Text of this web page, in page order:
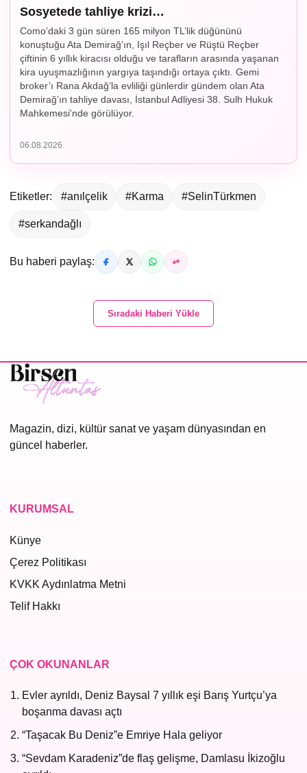
Sosyetede tahliye krizi…
Como’daki 3 gün süren 165 milyon TL’lik düğününü
konuştuğu Ata Demirağ’ın, Işıl Reçber ve Rüştü Reçber
çiftinin 6 yıllık kiracısı olduğu ve tarafların arasında yaşanan
kira uyuşmazlığının yargıya taşındığı ortaya çıktı. Gemi
broker’ı Rana Akdağ’la evliliği günlerdir gündem olan Ata
Demirağ’ın tahliye davası, İstanbul Adliyesi 38. Sulh Hukuk
Mahkemesi'nde görülüyor.
06.08.2026
Etiketler: #anılçelik #Karma #SelinTürkmen
#serkandağlı
Bu haberi paylaş:
Sıradaki Haberi Yükle
Magazin, dizi, kültür sanat ve yaşam dünyasından en
güncel haberler.
KURUMSAL
Künye
Çerez Politikası
KVKK Aydınlatma Metni
Telif Hakkı
ÇOK OKUNANLAR
Evler ayrıldı, Deniz Baysal 7 yıllık eşi Barış Yurtçu’ya
boşanma davası açtı
“Taşacak Bu Deniz”e Emriye Hala geliyor
“Sevdam Karadeniz”de flaş gelişme, Damlasu İkizoğlu